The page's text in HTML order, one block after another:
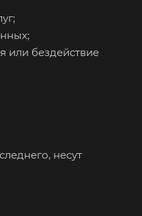
или бездействие
несут